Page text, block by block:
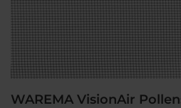
WAREMA VisionAir